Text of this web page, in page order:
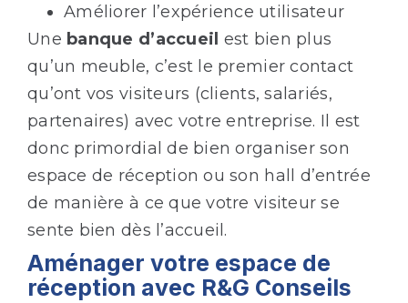
Améliorer l’expérience utilisateur
Une banque d’accueil est bien plus
qu’un meuble, c’est le premier contact
qu’ont vos visiteurs (clients, salariés,
partenaires) avec votre entreprise. Il est
donc primordial de bien organiser son
espace de réception ou son hall d’entrée
de manière à ce que votre visiteur se
sente bien dès l’accueil.
Aménager votre espace de
réception avec R&G Conseils